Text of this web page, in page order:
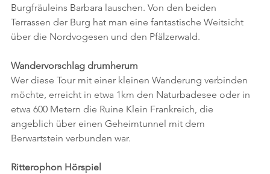
Burgfräuleins Barbara lauschen. Von den beiden
Terrassen der Burg hat man eine fantastische Weitsicht
über die Nordvogesen und den Pfälzerwald.
Wandervorschlag drumherum
Wer diese Tour mit einer kleinen Wanderung verbinden
möchte, erreicht in etwa 1km den Naturbadesee oder in
etwa 600 Metern die Ruine Klein Frankreich, die
angeblich über einen Geheimtunnel mit dem
Berwartstein verbunden war.
Ritterophon Hörspiel